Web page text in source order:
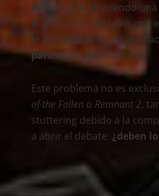
Delta sigue ofreciendo
lo que lo convierte en una
lo que buscas es
parche de optimización.
Este problema no es
of the Fallen o Remnant 2,
stuttering debido a la
a abrir el debate: ¿deben